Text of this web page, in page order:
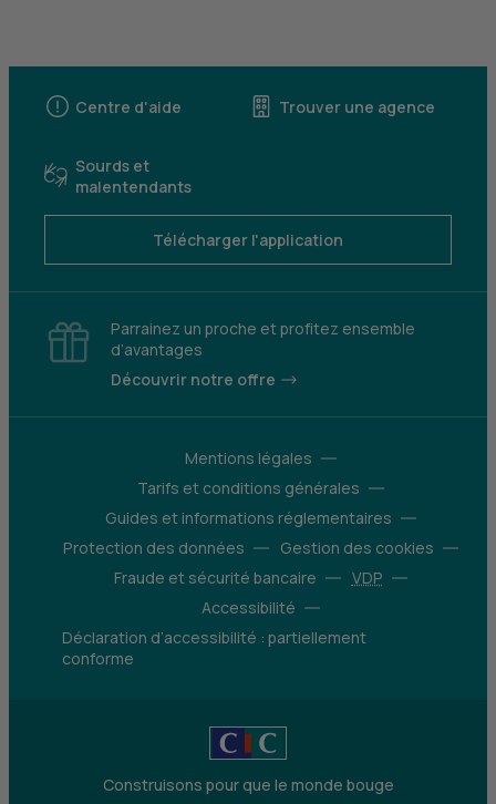
Centre d'aide Trouver une agence
Sourds et
malentendants
Télécharger l'application
Parrainez un proche et profitez ensemble
d’avantages
Découvrir notre offre
Mentions légales
Tarifs et conditions générales
Guides et informations réglementaires
Protection des données
Gestion des cookies
Fraude et sécurité bancaire
VDP
Accessibilité
Déclaration d’accessibilité : partiellement
conforme
Construisons pour que le monde bouge